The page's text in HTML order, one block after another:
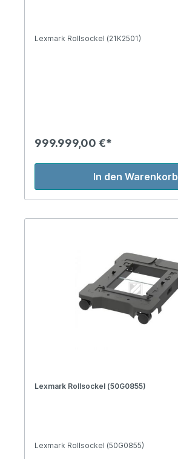
Lexmark Rollsockel (21K2501)
999.999,00 €*
In den Warenkorb
Lexmark Rollsockel (50G0855)
Lexmark Rollsockel (50G0855)